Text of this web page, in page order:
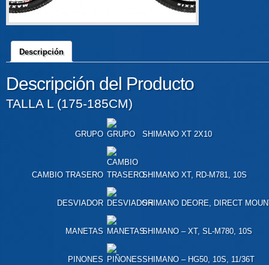
Descripción
Descripción del Producto
TALLA L (175-185CM)
GRUPO SHIMANO XT 2X10
CAMBIO TRASERO SHIMANO XT, RD-M781, 10S
DESVIADOR SHIMANO DEORE, DIRECT
MANETAS SHIMANO – XT, SL-M780, 10S
PINONES SHIMANO – HG50, 10S, 11/36T